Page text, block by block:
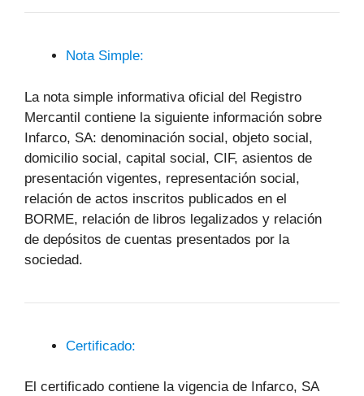
Nota Simple:
La nota simple informativa oficial del Registro
Mercantil contiene la siguiente información sobre
Infarco, SA: denominación social, objeto social,
domicilio social, capital social, CIF, asientos de
presentación vigentes, representación social,
relación de actos inscritos publicados en el
BORME, relación de libros legalizados y relación
de depósitos de cuentas presentados por la
sociedad.
Certificado:
El certificado contiene la vigencia de Infarco, SA